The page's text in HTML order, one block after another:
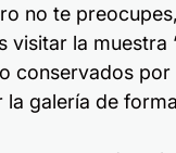
no te
la muestra
conservados
la galería de